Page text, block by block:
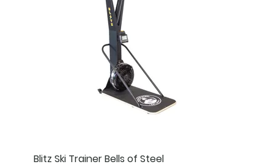
Blitz Ski Trainer Bells of Steel